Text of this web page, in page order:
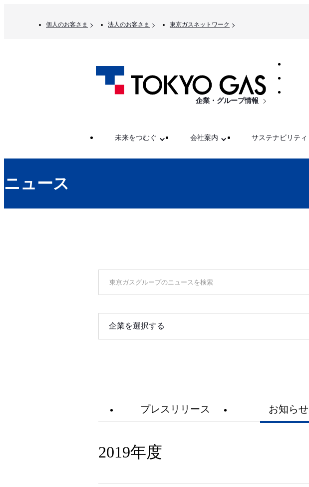
個人のお客さま 法人のお客さま 東京ガスネットワーク
企業・グループ情報
未来をつむぐ 会社案内 サステナビリティ
ニュース
企業を選択する
プレスリリース お知らせ
2019年度